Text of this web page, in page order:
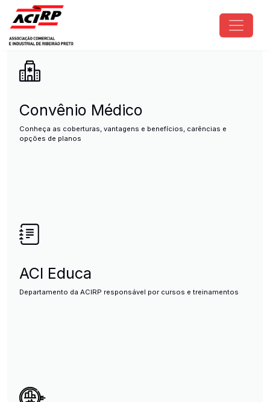
Pular para o conteúdo principal
ACIRP - Associação Comercial
Convênio Médico
Conheça as coberturas, vantagens e benefícios, carências e
opções de planos
ACI Educa
Departamento da ACIRP responsável por cursos e treinamentos